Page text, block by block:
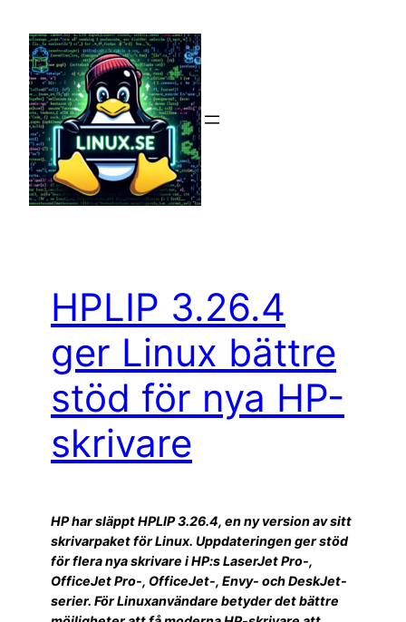
innehåll
HPLIP 3.26.4
ger Linux bättre
stöd för nya HP-
skrivare
HP har släppt HPLIP 3.26.4, en ny version av sitt
skrivarpaket för Linux. Uppdateringen ger stöd
för flera nya skrivare i HP:s LaserJet Pro-,
OfficeJet Pro-, OfficeJet-, Envy- och DeskJet-
serier. För Linuxanvändare betyder det bättre